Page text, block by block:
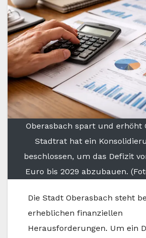
Oberasbach spart und erhöht
Stadtrat hat ein
beschlossen, um das Defizit
Euro bis 2029 abzubauen.
Die Stadt Oberasbach steht
erheblichen finanziellen
Herausforderungen. Um ein